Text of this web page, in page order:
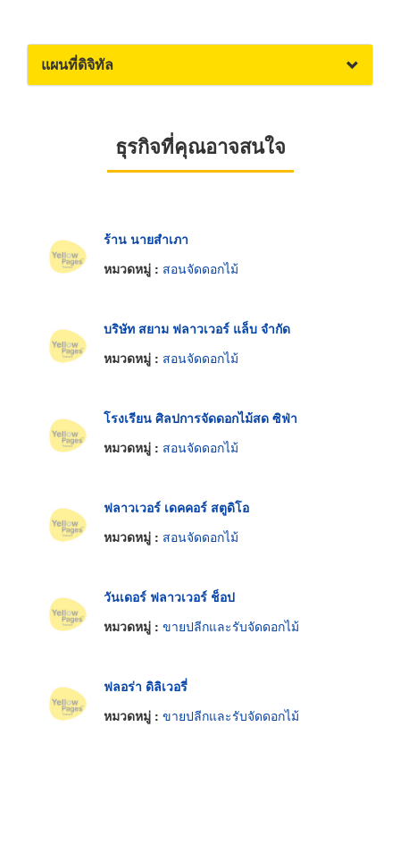
แผนที่ดิจิทัล
ธุรกิจที่คุณอาจสนใจ
ร้าน นายสำเภา
หมวดหมู่ : สอนจัดดอกไม้
บริษัท สยาม ฟลาวเวอร์ แล็บ จำกัด
หมวดหมู่ : สอนจัดดอกไม้
โรงเรียน ศิลปการจัดดอกไม้สด ซิฟ่า
หมวดหมู่ : สอนจัดดอกไม้
ฟลาวเวอร์ เดคคอร์ สตูดิโอ
หมวดหมู่ : สอนจัดดอกไม้
วันเดอร์ ฟลาวเวอร์ ช็อป
หมวดหมู่ : ขายปลีกและรับจัดดอกไม้
ฟลอร่า ดิลิเวอรี่
หมวดหมู่ : ขายปลีกและรับจัดดอกไม้